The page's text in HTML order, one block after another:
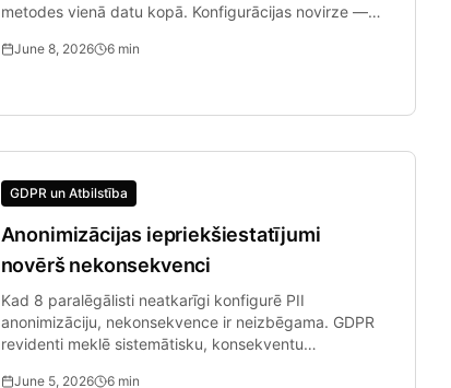
metodes vienā datu kopā. Konfigurācijas novirze —
June 8, 2026 6 min
GDPR un Atbilstība
Anonimizācijas iepriekšiestatījumi
novērš nekonsekvenci
Kad 8 paralēgālisti neatkarīgi konfigurē PII
anonimizāciju, nekonsekvence ir neizbēgama. GDPR
revidenti meklē sistemātisku, konsekventu
June 5, 2026 6 min